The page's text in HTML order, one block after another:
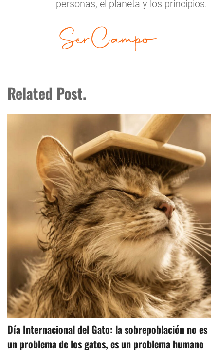
personas, el planeta y los principios.
Related Post.
Día Internacional del Gato: la sobrepoblación no es
un problema de los gatos, es un problema humano